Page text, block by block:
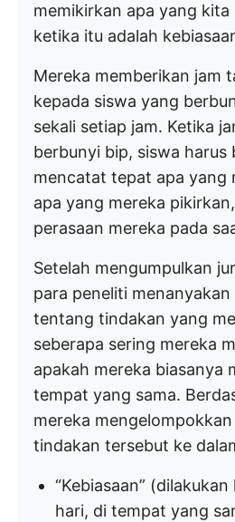
memikirkan apa yang
ketika itu adalah
Mereka memberikan jam
kepada siswa yang
sekali setiap jam. Ketika
berbunyi bip, siswa harus
mencatat tepat apa yang
apa yang mereka
perasaan mereka pada
Setelah mengumpulkan
para peneliti menanyakan
tentang tindakan yang
seberapa sering mereka
apakah mereka biasanya
tempat yang sama.
mereka
tindakan tersebut ke
“Kebiasaan”
hari, di tempat yang